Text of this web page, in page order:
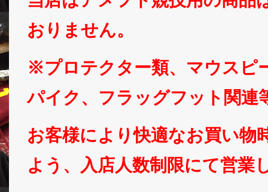
おりません。
※プロテクター類、マウスピ
パイク、フラッグフット関連
お客様により快適なお買い物
よう、入店人数制限にて営業